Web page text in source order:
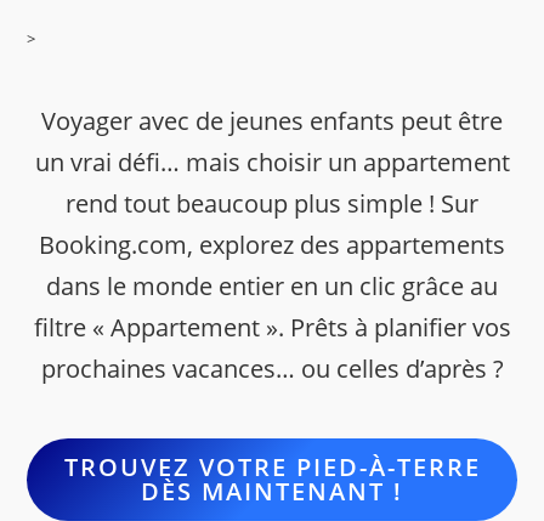
>
Voyager avec de jeunes enfants peut être
un vrai défi… mais choisir un appartement
rend tout beaucoup plus simple ! Sur
Booking.com, explorez des appartements
dans le monde entier en un clic grâce au
filtre « Appartement ». Prêts à planifier vos
prochaines vacances… ou celles d’après ?
TROUVEZ VOTRE PIED-À-TERRE
DÈS MAINTENANT !